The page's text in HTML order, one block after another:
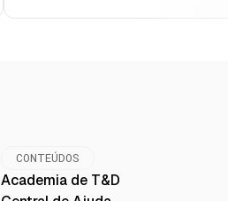
CONTEÚDOS
Academia de T&D